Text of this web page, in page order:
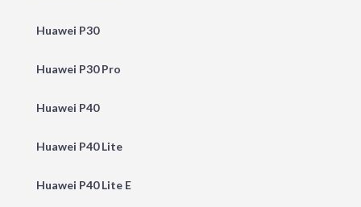
Huawei P30
Huawei P30 Pro
Huawei P40
Huawei P40 Lite
Huawei P40 Lite E